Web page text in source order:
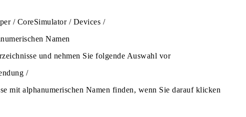
/ CoreSimulator / Devices /
Namen
und nehmen Sie folgende Auswahl vor
/
mit alphanumerischen Namen finden, wenn Sie darauf klicken